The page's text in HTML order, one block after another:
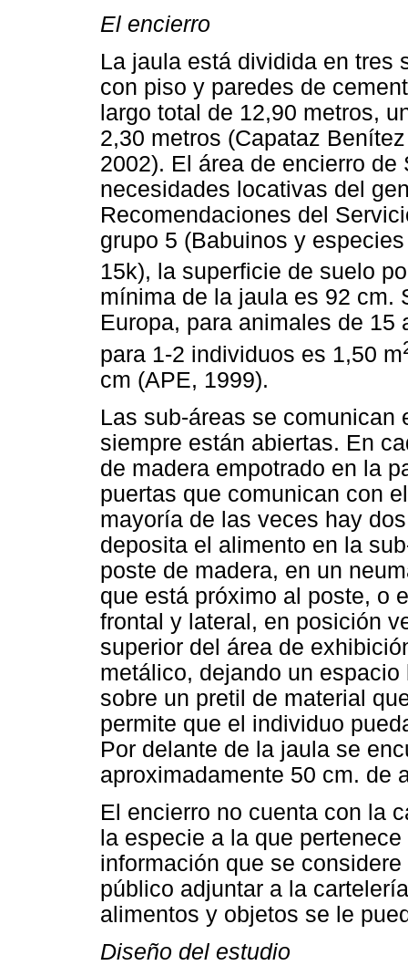
El encierro
La jaula está dividida en tres
con piso y paredes de
largo total de 12,90 metros,
2,30 metros (Capataz
2002). El área de encierro
necesidades locativas del
Recomendaciones del
grupo 5 (Babuinos y
15k), la superficie de suelo
mínima de la jaula es 92 cm.
Europa, para animales de
para 1-2 individuos es 1,50 m
cm (APE, 1999).
Las sub-áreas se comunican
siempre están abiertas. En
de madera empotrado en la
puertas que comunican con
mayoría de las veces hay
deposita el alimento en la
poste de madera, en un
que está próximo al poste, o
frontal y lateral, en posición
superior del área de
metálico, dejando un
sobre un pretil de material
permite que el individuo
Por delante de la jaula se
aproximadamente 50 cm. de
El encierro no cuenta con la
la especie a la que
información que se
público adjuntar a la
alimentos y objetos se le
Diseño del estudio